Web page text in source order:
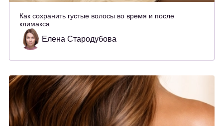
Как сохранить густые волосы во время и после
климакса
Елена Стародубова